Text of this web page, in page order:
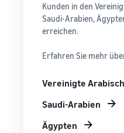
Kunden in den
Saudi-Arabien,
erreichen.
Erfahren Sie mehr
Vereinigte
Saudi-Arabien
Ägypten